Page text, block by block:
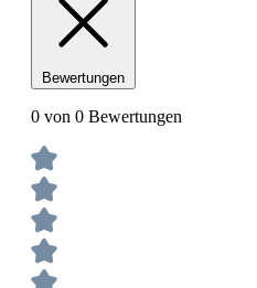
Bewertungen
0 von 0 Bewertungen